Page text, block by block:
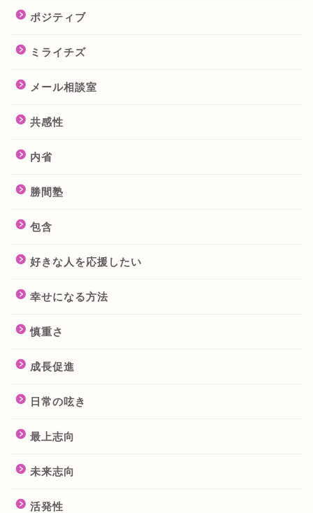
ポジティブ
ミライチズ
メール相談室
共感性
内省
勝間塾
包含
好きな人を応援したい
幸せになる方法
慎重さ
成長促進
日常の呟き
最上志向
未来志向
活発性